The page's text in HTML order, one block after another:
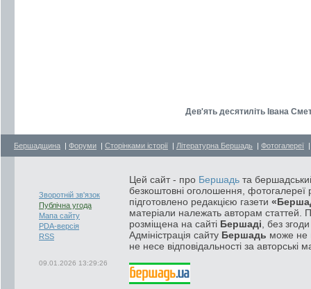
Дев'ять десятиліть Івана
Бершадщина | Форуми | Сторінками історії | Літературна Бершадь | Фотогалереї
Зворотній зв'язок
Публічна угода
Мапа сайту
PDA-версія
RSS
09.01.2026 13:29:26
Цей сайт - про Бершадь та
безкоштовні оголошення, фотогалереї
підготовлено редакцією газети
матеріали належать авторам статтей.
розміщена на сайті Бершаді , без
Адміністрація сайту Бершадь може не
не несе відповідальності за авторські